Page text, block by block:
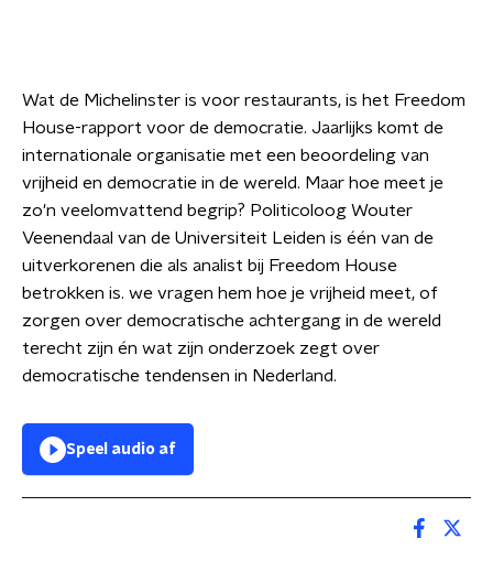
Wat de Michelinster is voor restaurants, is het Freedom
House-rapport voor de democratie. Jaarlijks komt de
internationale organisatie met een beoordeling van
vrijheid en democratie in de wereld. Maar hoe meet je
zo'n veelomvattend begrip? Politicoloog Wouter
Veenendaal van de Universiteit Leiden is één van de
uitverkorenen die als analist bij Freedom House
betrokken is. we vragen hem hoe je vrijheid meet, of
zorgen over democratische achtergang in de wereld
terecht zijn én wat zijn onderzoek zegt over
democratische tendensen in Nederland.
Speel audio af